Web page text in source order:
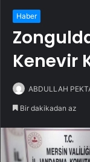
Haber
Kenevir
ABDULLAH
Bir dakikadan az